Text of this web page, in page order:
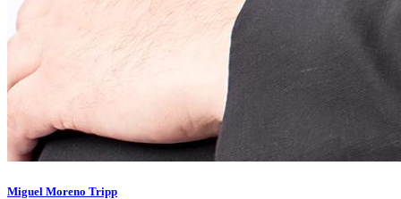
Miguel Moreno Tripp